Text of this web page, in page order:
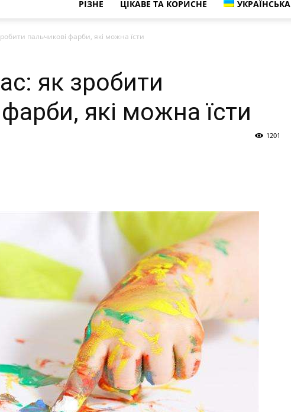
РІЗНЕ ЦІКАВЕ ТА КОРИСНЕ УКРАЇНСЬКА
пальчикові фарби, які можна їсти
як зробити
які можна їсти
1201